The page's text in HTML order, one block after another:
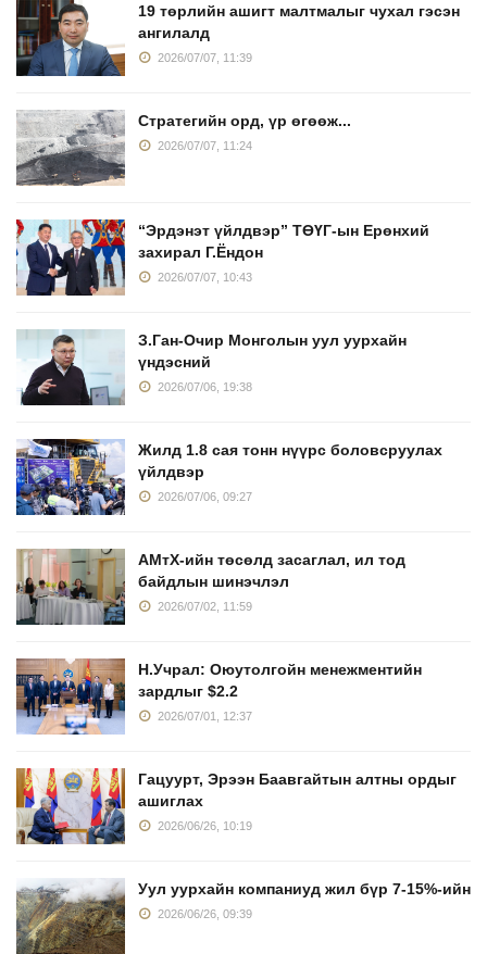
19 төрлийн ашигт малтмалыг чухал гэсэн
ангилалд
2026/07/07, 11:39
Стратегийн орд, үр өгөөж...
2026/07/07, 11:24
“Эрдэнэт үйлдвэр” ТӨҮГ-ын Ерөнхий
захирал Г.Ёндон
2026/07/07, 10:43
З.Ган-Очир Монголын уул уурхайн
үндэсний
2026/07/06, 19:38
Жилд 1.8 сая тонн нүүрс боловсруулах
үйлдвэр
2026/07/06, 09:27
АМтХ-ийн төсөлд засаглал, ил тод
байдлын шинэчлэл
2026/07/02, 11:59
Н.Учрал: Оюутолгойн менежментийн
зардлыг $2.2
2026/07/01, 12:37
Гацуурт, Эрээн Баавгайтын алтны ордыг
ашиглах
2026/06/26, 10:19
Уул уурхайн компаниуд жил бүр 7-15%-ийн
2026/06/26, 09:39